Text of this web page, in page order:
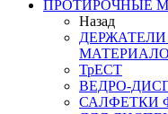
ПРОТИРОЧНЫЕ
Назад
ТрЕСТ
ВЕДРО-
САЛФЕТКИ